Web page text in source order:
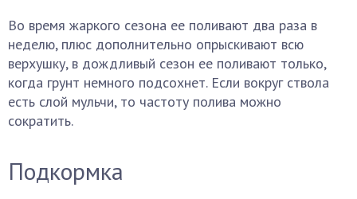
Во время жаркого сезона ее поливают два раза в
неделю, плюс дополнительно опрыскивают всю
верхушку, в дождливый сезон ее поливают только,
когда грунт немного подсохнет. Если вокруг ствола
есть слой мульчи, то частоту полива можно
сократить.
Подкормка